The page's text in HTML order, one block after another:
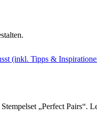
(inkl. Tipps &
„Perfect Pairs“.